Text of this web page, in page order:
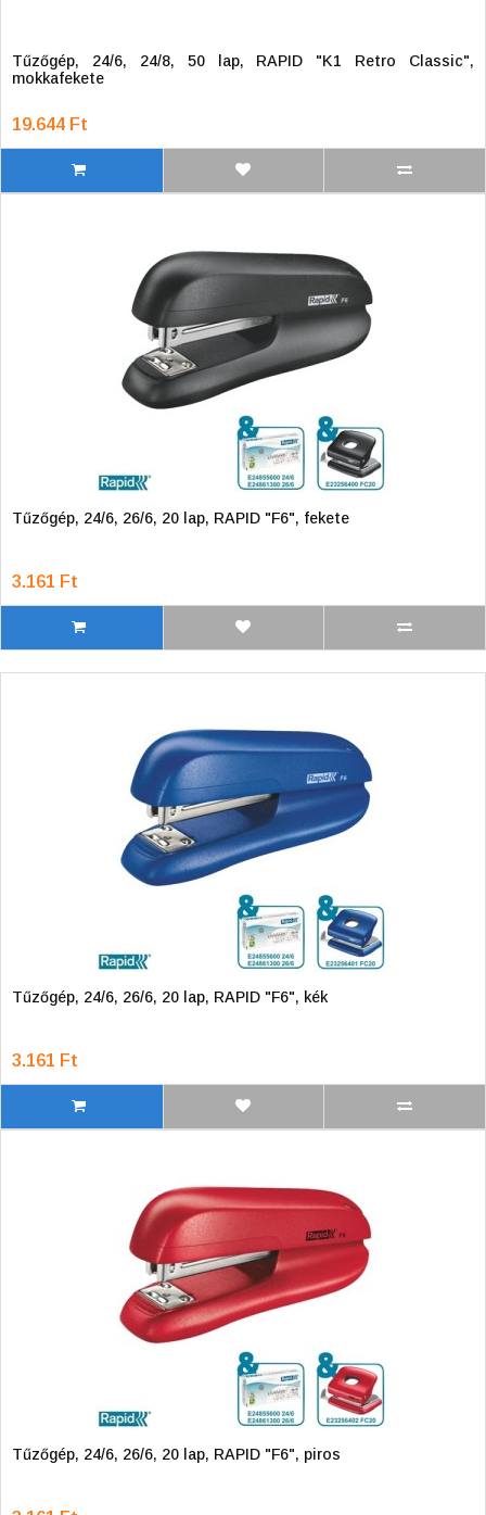
Tűzőgép, 24/6, 24/8, 50 lap, RAPID "K1 Retro Classic",
mokkafekete
19.644 Ft
Tűzőgép, 24/6, 26/6, 20 lap, RAPID "F6", fekete
3.161 Ft
Tűzőgép, 24/6, 26/6, 20 lap, RAPID "F6", kék
3.161 Ft
Tűzőgép, 24/6, 26/6, 20 lap, RAPID "F6", piros